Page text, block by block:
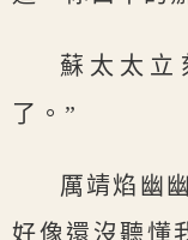
蘇太太立
了。”
厲靖焰幽
好像還沒聽懂